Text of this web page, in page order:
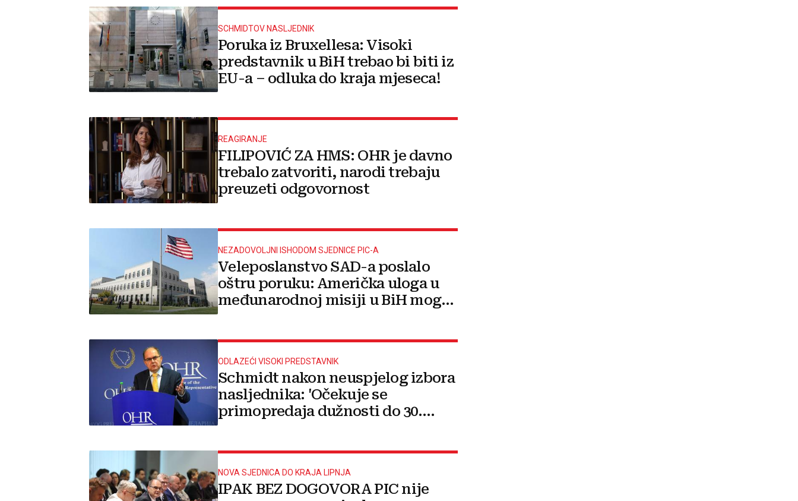
SCHMIDTOV NASLJEDNIK
Poruka iz Bruxellesa: Visoki
predstavnik u BiH trebao bi biti iz
EU-a – odluka do kraja mjeseca!
REAGIRANJE
FILIPOVIĆ ZA HMS: OHR je davno
trebalo zatvoriti, narodi trebaju
preuzeti odgovornost
NEZADOVOLJNI ISHODOM SJEDNICE PIC-A
Veleposlanstvo SAD-a poslalo
oštru poruku: Američka uloga u
međunarodnoj misiji u BiH mogla
ODLAZEĆI VISOKI PREDSTAVNIK
Schmidt nakon neuspjelog izbora
nasljednika: 'Očekuje se
primopredaja dužnosti do 30.
NOVA SJEDNICA DO KRAJA LIPNJA
IPAK BEZ DOGOVORA PIC nije